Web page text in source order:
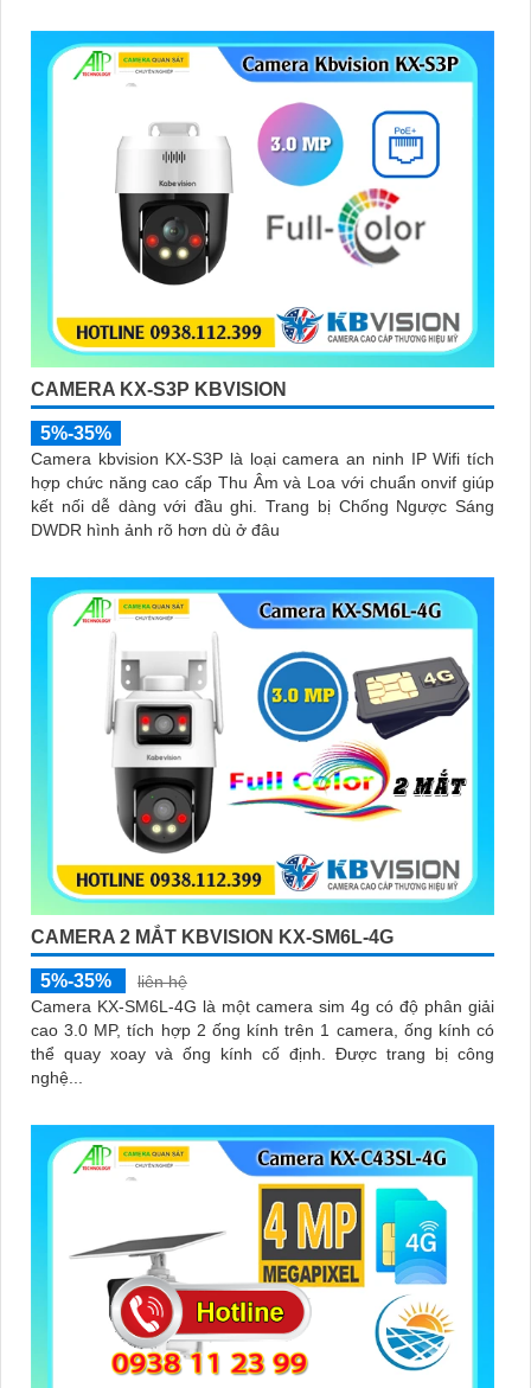
CAMERA KX-S3P KBVISION
5%-35%
Camera kbvision KX-S3P là loại camera an ninh IP Wifi tích
hợp chức năng cao cấp Thu Âm và Loa với chuẩn onvif giúp
kết nối dễ dàng với đầu ghi. Trang bị Chống Ngược Sáng
DWDR hình ảnh rõ hơn dù ở đâu
CAMERA 2 MẮT KBVISION KX-SM6L-4G
5%-35%
liên hệ
Camera KX-SM6L-4G là một camera sim 4g có độ phân giải
cao 3.0 MP, tích hợp 2 ống kính trên 1 camera, ống kính có
thể quay xoay và ống kính cố định. Được trang bị công
nghệ...